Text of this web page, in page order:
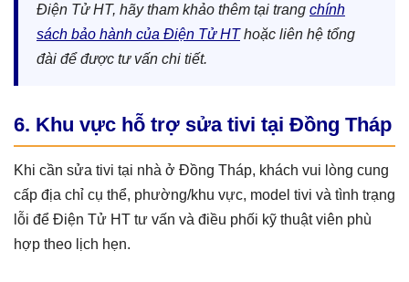
Điện Tử HT, hãy tham khảo thêm tại trang chính
sách bảo hành của Điện Tử HThoặc liên hệ tổng
đài để được tư vấn chi tiết.
6. Khu vực hỗ trợ sửa tivi tại Đồng Tháp
Khi cần sửa tivi tại nhà ở Đồng Tháp, khách vui lòng cung
cấp địa chỉ cụ thể, phường/khu vực, model tivi và tình trạng
lỗi để Điện Tử HT tư vấn và điều phối kỹ thuật viên phù
hợp theo lịch hẹn.